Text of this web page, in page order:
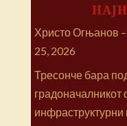
Христо Огњанов
25, 2026
Тресонче бара
градоначалникот